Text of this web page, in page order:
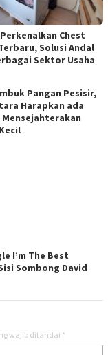
Perkenalkan Chest
Solusi Andal
Sektor Usaha
Pangan Pesisir,
Harapkan ada
Mensejahterakan
I’m The Best
Sombong David
wajib ditandai *